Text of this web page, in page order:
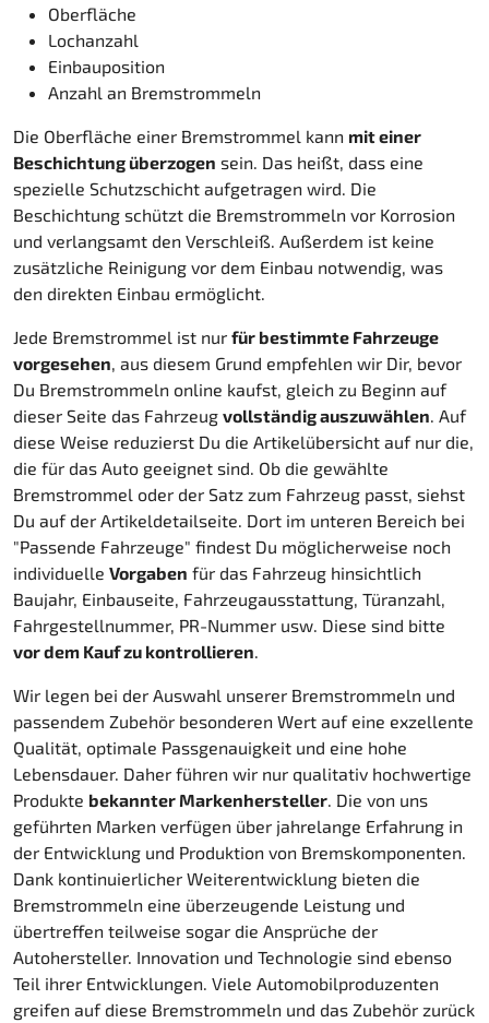
Oberfläche
Lochanzahl
Einbauposition
Anzahl an Bremstrommeln
Die Oberfläche einer Bremstrommel kann mit einer
Beschichtung überzogen sein. Das heißt, dass eine
spezielle Schutzschicht aufgetragen wird. Die
Beschichtung schützt die Bremstrommeln vor Korrosion
und verlangsamt den Verschleiß. Außerdem ist keine
zusätzliche Reinigung vor dem Einbau notwendig, was
den direkten Einbau ermöglicht.
Jede Bremstrommel ist nur für bestimmte Fahrzeuge
vorgesehen, aus diesem Grund empfehlen wir Dir, bevor
Du Bremstrommeln online kaufst, gleich zu Beginn auf
dieser Seite das Fahrzeug vollständig auszuwählen. Auf
diese Weise reduzierst Du die Artikelübersicht auf nur die,
die für das Auto geeignet sind. Ob die gewählte
Bremstrommel oder der Satz zum Fahrzeug passt, siehst
Du auf der Artikeldetailseite. Dort im unteren Bereich bei
"Passende Fahrzeuge" findest Du möglicherweise noch
individuelle Vorgaben für das Fahrzeug hinsichtlich
Baujahr, Einbauseite, Fahrzeugausstattung, Türanzahl,
Fahrgestellnummer, PR-Nummer usw. Diese sind bitte
vor dem Kauf zu kontrollieren.
Wir legen bei der Auswahl unserer Bremstrommeln und
passendem Zubehör besonderen Wert auf eine exzellente
Qualität, optimale Passgenauigkeit und eine hohe
Lebensdauer. Daher führen wir nur qualitativ hochwertige
Produkte bekannter Markenhersteller. Die von uns
geführten Marken verfügen über jahrelange Erfahrung in
der Entwicklung und Produktion von Bremskomponenten.
Dank kontinuierlicher Weiterentwicklung bieten die
Bremstrommeln eine überzeugende Leistung und
übertreffen teilweise sogar die Ansprüche der
Autohersteller. Innovation und Technologie sind ebenso
Teil ihrer Entwicklungen. Viele Automobilproduzenten
greifen auf diese Bremstrommeln und das Zubehör zurück